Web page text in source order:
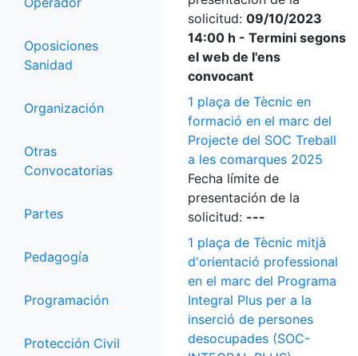
Oposiciones
Sanidad
Organización
Otras
Convocatorias
Partes
Pedagogía
Programación
Protección Civil
solicitud: 09/10/2023
14:00 h - Termini segons
el web de l'ens
convocant
1 plaça de Tècnic en
formació en el marc del
Projecte del SOC Treball
a les comarques 2025
Fecha límite de
presentación de la
solicitud: ---
1 plaça de Tècnic mitjà
d'orientació professional
en el marc del Programa
Integral Plus per a la
inserció de persones
desocupades (SOC-